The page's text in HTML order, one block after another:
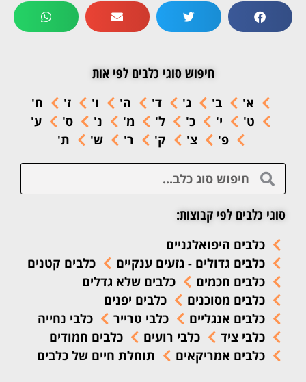
חיפוש סוגי כלבים לפי אות
א' ב' ג' ד' ה' ו' ז'
ח'
ט'
י' כ' ל' מ' נ' ס'
ע'
פ'
צ' ק' ר' ש' ת'
סוגי כלבים לפי קבוצות:
כלבים היפואלגניים
כלבים גדולים - גזעים ענקיים
כלבים קטנים
כלבים חכמים
כלבים שלא גדלים
כלבים מסוכנים
כלבים יפנים
כלבים אנגליים
כלבי טרייר
כלבי נחייה
כלבי ציד
כלבי רועים
כלבים חמודים
כלבים אמריקאים
תוחלת חיים של כלבים